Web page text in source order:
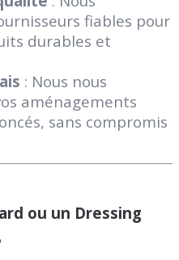
fiables pour
durables et
: Nous nous
aménagements
sans compromis
ou un Dressing